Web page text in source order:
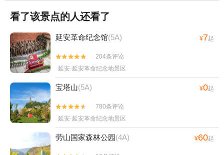
看了该景点的人还看了
延安革命纪念馆(5A) ¥7起


204条评论
延安·延安革命纪念地景区
宝塔山(5A) ¥0起


780条评论
延安·延安革命纪念地景区
劳山国家森林公园(4A) ¥60起